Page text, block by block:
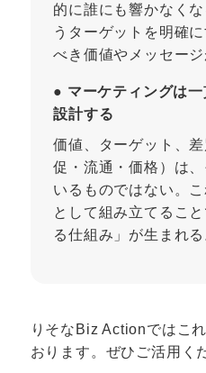
的に誰にも響かなく
うターゲットを明確
べき価値やメッセージ
● マーケティングは
設計する
価値、ターゲット、
促・流通・価格）は
いるものではない。
として組み立てるこ
る仕組み」が生まれる
りそなBiz Actionではこ
おります。ぜひご活用く